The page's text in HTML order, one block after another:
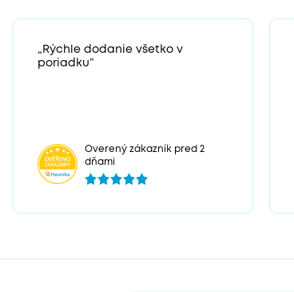
„Rýchle dodanie všetko v
poriadku“
Overený zákazník pred 2
dňami